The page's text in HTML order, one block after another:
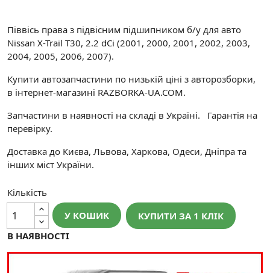
Піввісь права з підвісним підшипником б/у для авто
Nissan X-Trail T30, 2.2 dCi (2001, 2000, 2001, 2002, 2003,
2004, 2005, 2006, 2007).
Купити автозапчастини по низькій ціні з авторозборки,
в інтернет-магазині RAZBORKA-UA.COM.
Запчастини в наявності на складі в Україні. Гарантія на
перевірку.
Доставка до Києва, Львова, Харкова, Одеси, Дніпра та
інших міст України.
Кількість
У КОШИК
КУПИТИ ЗА 1 КЛIК
В НАЯВНОСТІ